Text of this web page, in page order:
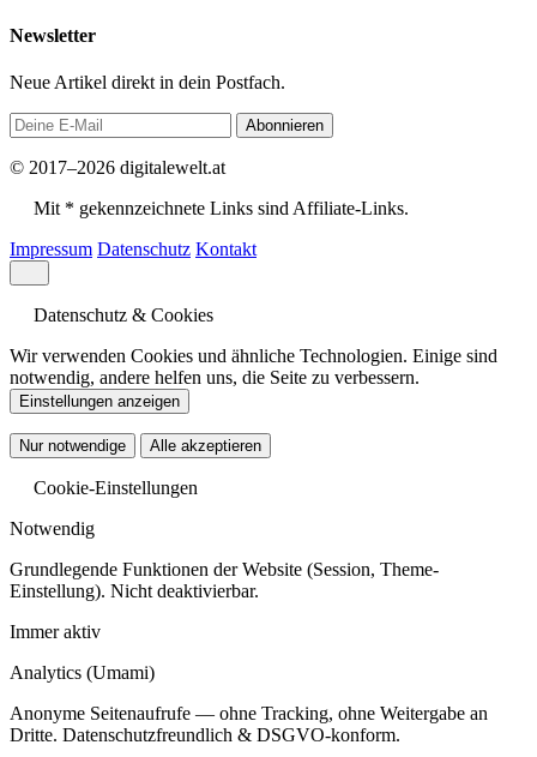
Newsletter
Neue Artikel direkt in dein Postfach.
Abonnieren
© 2017–2026 digitalewelt.at
Mit * gekennzeichnete Links sind Affiliate-Links.
Impressum Datenschutz Kontakt
Datenschutz & Cookies
Wir verwenden Cookies und ähnliche Technologien. Einige sind
notwendig, andere helfen uns, die Seite zu verbessern.
Einstellungen anzeigen
Nur notwendige Alle akzeptieren
Cookie-Einstellungen
Notwendig
Grundlegende Funktionen der Website (Session, Theme-
Einstellung). Nicht deaktivierbar.
Immer aktiv
Analytics (Umami)
Anonyme Seitenaufrufe — ohne Tracking, ohne Weitergabe an
Dritte. Datenschutzfreundlich & DSGVO-konform.